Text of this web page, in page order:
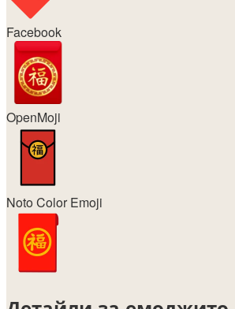
Facebook
OpenMoji
Noto Color Emoji